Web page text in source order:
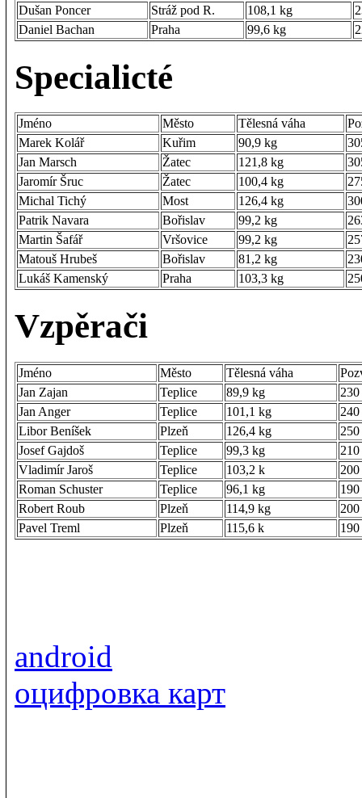
Dušan Poncer
Stráž pod R. 108,1 kg
Daniel Bachan
Praha 99,6 kg
Specialicté
Jméno Město Tělesná váha
Marek Kolář
Kuřim 90,9 kg
Jan Marsch
Žatec 121,8 kg
Jaromír Šruc
Žatec 100,4 kg
Michal Tichý
Most 126,4 kg
Patrik Navara
Bořislav 99,2 kg
Martin Šafář
Vršovice 99,2 kg
Matouš Hrubeš
Bořislav 81,2 kg
Lukáš Kamenský
Praha 103,3 kg
Vzpěrači
Jméno Město Tělesná váha
Jan Zajan
Teplice 89,9 kg
Jan Anger
Teplice 101,1 kg
Libor Beníšek
Plzeň 126,4 kg
Josef Gajdoš
Teplice 99,3 kg
Vladimír Jaroš
Teplice 103,2 k
Roman Schuster
Teplice 96,1 kg
Robert Roub
Plzeň 114,9 kg
Pavel Treml
Plzeň 115,6 k
android
оцифровка карт